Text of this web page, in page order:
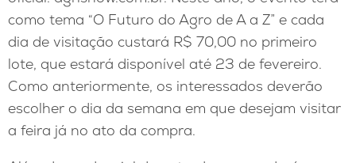
como tema “O Futuro do Agro de A a Z” e cada
dia de visitação custará R$ 70,00 no primeiro
lote, que estará disponível até 23 de fevereiro.
Como anteriormente, os interessados deverão
escolher o dia da semana em que desejam visitar
a feira já no ato da compra.